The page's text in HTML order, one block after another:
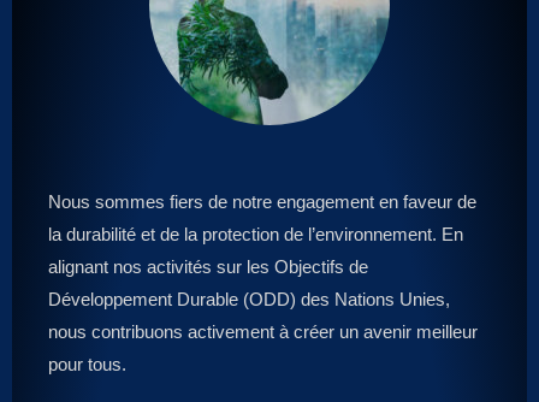
Nous sommes fiers de notre engagement en faveur de
la durabilité et de la protection de l’environnement. En
alignant nos activités sur les Objectifs de
Développement Durable (ODD) des Nations Unies,
nous contribuons activement à créer un avenir meilleur
pour tous.